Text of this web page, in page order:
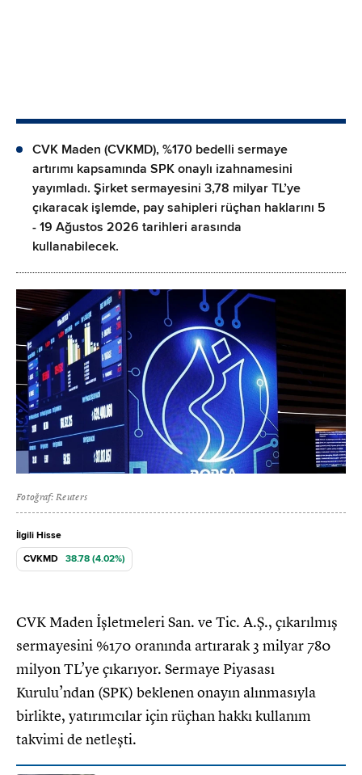
CVK Maden (CVKMD), %170 bedelli sermaye
artırımı kapsamında SPK onaylı izahnamesini
yayımladı. Şirket sermayesini 3,78 milyar TL’ye
çıkaracak işlemde, pay sahipleri rüçhan haklarını 5
- 19 Ağustos 2026 tarihleri arasında
kullanabilecek.
Fotoğraf: Reuters
İlgili Hisse
CVKMD 38.78 (4.02%)
CVK Maden İşletmeleri San. ve Tic. A.Ş., çıkarılmış
sermayesini %170 oranında artırarak 3 milyar 780
milyon TL’ye çıkarıyor. Sermaye Piyasası
Kurulu’ndan (SPK) beklenen onayın alınmasıyla
birlikte, yatırımcılar için rüçhan hakkı kullanım
takvimi de netleşti.